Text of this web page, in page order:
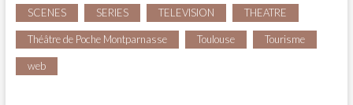
SCENES SERIES TELEVISION THEATRE
Théâtre de Poche Montparnasse Toulouse Tourisme
web